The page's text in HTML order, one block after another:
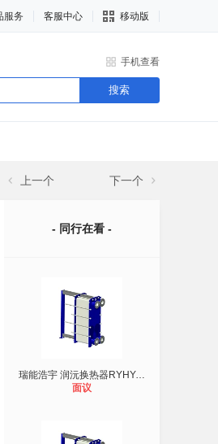
服务 客服中心 移动版
手机查看
搜索
上一个 下一个
- 同行在看 -
瑞能浩宇 润沅换热器RYHY-316-06-BL0
面议